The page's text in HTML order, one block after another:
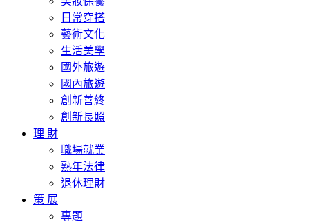
日常穿搭
藝術文化
生活美學
國外旅遊
國內旅遊
創新善終
創新長照
理 財
職場就業
熟年法律
退休理財
策 展
專題